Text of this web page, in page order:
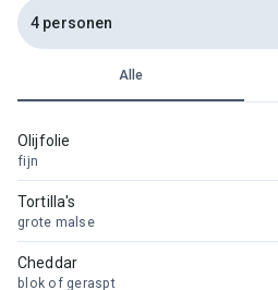
4 personen
Alle
Olijfolie
fijn
Tortilla's
grote malse
Cheddar
blok of geraspt